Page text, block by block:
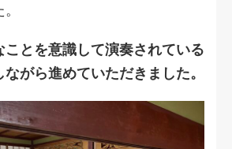
ことを意識して演奏されている
がら進めていただきました。